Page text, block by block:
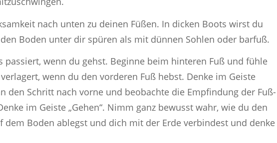
nach unten zu deinen Füßen. In dicken Boots wirst du
Boden unter dir spüren als mit dünnen Sohlen oder barfuß.
passiert, wenn du gehst. Beginne beim hinteren Fuß und fühle
wenn du den vorderen Fuß hebst. Denke im Geiste
den Schritt nach vorne und beobachte die Empfindung der Fuß-
im Geiste „Gehen“. Nimm ganz bewusst wahr, wie du den
dem Boden ablegst und dich mit der Erde verbindest und denke